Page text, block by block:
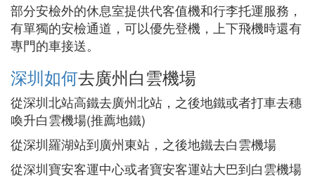
部分安檢外的休息室提供代客值機和行李托運服務，
有單獨的安檢通道，可以優先登機，上下飛機時還有
專門的車接送。
深圳如何去廣州白雲機場
從深圳北站高鐵去廣州北站，之後地鐵或者打車去穗
喚升白雲機場(推薦地鐵)
從深圳羅湖站到廣州東站，之後地鐵去白雲機場
從深圳寶安客運中心或者寶安客運站大巴到白雲機場